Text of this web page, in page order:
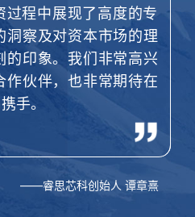
过程中展现了高度的专
洞察及对资本市场的理
的印象。我们非常高兴
作伙伴，也非常期待在
手。
——睿思芯科创始人 谭章熹